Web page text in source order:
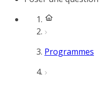
Programmes